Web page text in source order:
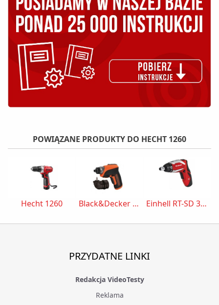
POWIĄZANE PRODUKTY DO HECHT 1260
Hecht 1260 Black&Decker CS3652LC Einhell RT-SD 3,6/1 Li 4513490
PRZYDATNE LINKI
Redakcja VideoTesty
Reklama